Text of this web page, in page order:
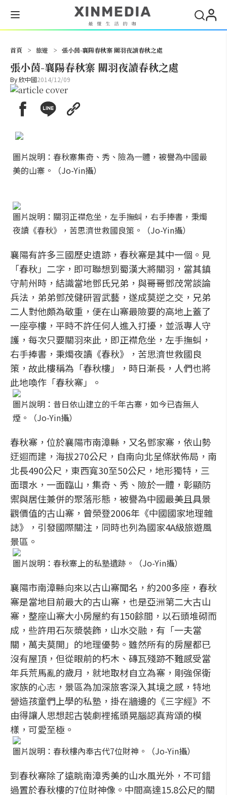
首頁 > 旅遊 > 張小茵-襄陽春秋寨 關羽夜讀春秋之處
張小茵-襄陽春秋寨 關羽夜讀春秋之處
By欣中國2014/12/09
圖片說明：春秋寨集奇、秀、險為一體，被譽為中國最
美的山寨。（Jo-Yin攝）
圖片說明：關羽正襟危坐，左手撫虯，右手捧書，秉燭
夜讀《春秋》，苦思濟世救國良策。（Jo-Yin攝）
襄陽有許多三國歷史遺跡，春秋寨是其中一個。見
「春秋」二字，即可聯想到蜀漢大將關羽，當其鎮
守荊州時，結識當地鄧氏兄弟，與哥哥鄧茂常談論
兵法，弟弟鄧茂健研習武藝，遂成莫逆之交，兄弟
二人對他頗為敬重，便在山寨最險要的高地上蓋了
一座亭樓，平時不許任何人進入打擾，並派專人守
護，每次只要關羽來此，即正襟危坐，左手撫虯，
右手捧書，秉燭夜讀《春秋》，苦思濟世救國良
策，故此樓稱為「春秋樓」，時日漸長，人們也將
此地喚作「春秋寨」。
圖片說明：昔日依山建立的千年古寨，如今已杳無人
煙。（Jo-Yin攝）
春秋寨，位於襄陽市南漳縣，又名鄧家寨，依山勢
迂迴而建，海拔270公尺，自南向北呈條狀佈局，南
北長490公尺，東西寬30至50公尺，地形獨特，三
面環水，一面臨山，集奇、秀、險於一體，彰顯防
禦與居住兼併的聚落形態，被譽為中國最美且具景
觀價值的古山寨，曾榮登2006年《中國國家地理雜
誌》，引發國際關注，同時也列為國家4A級旅遊風
景區。
圖片說明：春秋寨上的私塾遺跡。（Jo-Yin攝）
襄陽市南漳縣向來以古山寨聞名，約200多座，春秋
寨是當地目前最大的古山寨，也是亞洲第二大古山
寨，整座山寨大小房屋約有150餘間，以石頭堆砌而
成，些許用石灰漿裝飾，山水交融，有「一夫當
關，萬夫莫開」的地理優勢。雖然所有的房屋都已
沒有屋頂，但從眼前的朽木、磚瓦殘跡不難感受當
年兵荒馬亂的歲月，就地取材自立為寨，剛強保衛
家族的心志，景區為加深旅客深入其境之感，特地
營造孩童們上學的私塾，掛在牆邊的《三字經》不
由得讓人思想起古裝劇裡搖頭晃腦認真背頌的模
樣，可愛至極。
圖片說明：春秋樓內奉古代7位財神。（Jo-Yin攝）
到春秋寨除了遠眺南漳秀美的山水風光外，不可錯
過置於春秋樓的7位財神像。中間高達15.8公尺的關